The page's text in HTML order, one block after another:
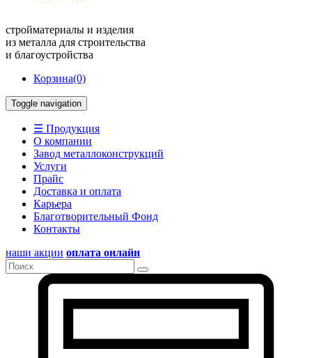
стройматериалы и изделия
из металла для строительства
и благоустройства
Корзина(0)
Toggle navigation
☰ Продукция
О компании
Завод металлоконструкций
Услуги
Прайс
Доставка и оплата
Карьера
Благотворительный Фонд
Контакты
наши акции оплата онлайн